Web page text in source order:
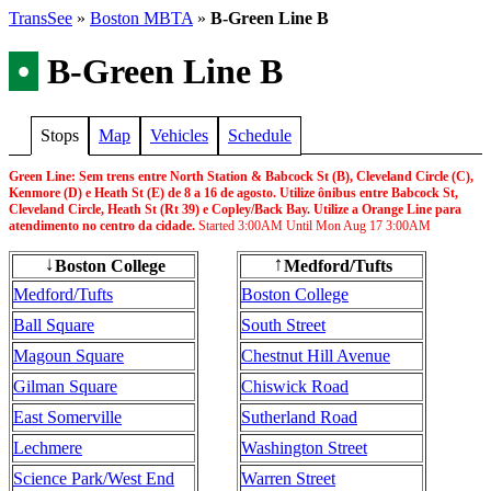
TransSee » Boston MBTA » B-Green Line B
• B-Green Line B
Stops Map Vehicles Schedule
Green Line: Sem trens entre North Station & Babcock St (B), Cleveland Circle (C),
Kenmore (D) e Heath St (E) de 8 a 16 de agosto. Utilize ônibus entre Babcock St,
Cleveland Circle, Heath St (Rt 39) e Copley/Back Bay. Utilize a Orange Line para
atendimento no centro da cidade. Started 3:00AM Until Mon Aug 17 3:00AM
Isto é para permitir a realização de obras de melhoria na sinalização e na acessibilidade.
Tempos de viagem:
Os passageiros que utilizarem os transportes circulares devem prever tempo de viagem
adicional. Espera-se que os tempos de viagem dos passageiros sejam pelo menos 25
minutos mais longos do que o habitual.
Acessibilidade:
Todos os ônibus de transporte circular são acessíveis a passageiros com deficiência.
Serviço de van acessível estará disponível para as paradas da Green Line entre Kenmore e
North Station. Procure os funcionários da estação para obter ajuda.
Alternativas de ônibus:
O ônibus da linha 39 será gratuito. Esta rota é paralela ao ramal E.
↓Boston College
Medford/Tufts
Ball Square
Magoun Square
Gilman Square
East Somerville
Lechmere
Science Park/West End
↑Medford/Tufts
Boston College
South Street
Chestnut Hill Avenue
Chiswick Road
Sutherland Road
Washington Street
Warren Street